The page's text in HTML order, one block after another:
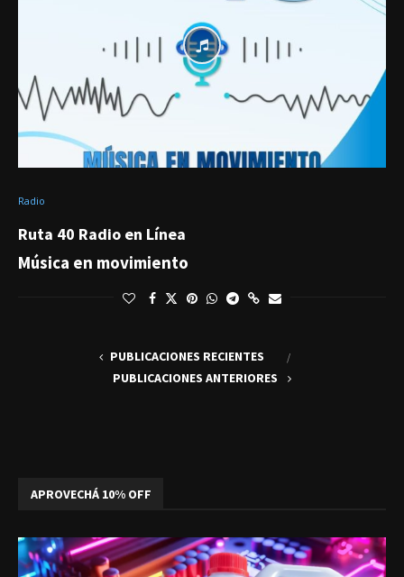
Radio
Ruta 40 Radio en Línea
Música en movimiento
PUBLICACIONES RECIENTES
PUBLICACIONES ANTERIORES
APROVECHÁ 10% OFF